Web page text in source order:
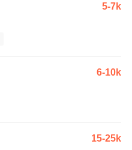
5-7k
6-10k
15-25k